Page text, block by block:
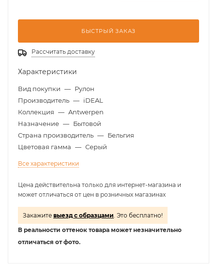
БЫСТРЫЙ ЗАКАЗ
Рассчитать доставку
Характеристики
Вид покупки — Рулон
Производитель — iDEAL
Коллекция — Antwerpen
Назначение — Бытовой
Страна производитель — Бельгия
Цветовая гамма — Серый
Все характеристики
Цена действительна только для интернет-магазина и
может отличаться от цен в розничных магазинах
Закажите выезд с образцами. Это бесплатно!
В реальности оттенок товара может незначительно
отличаться от фото.